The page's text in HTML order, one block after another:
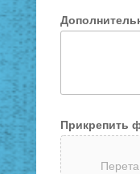
Прикрепить